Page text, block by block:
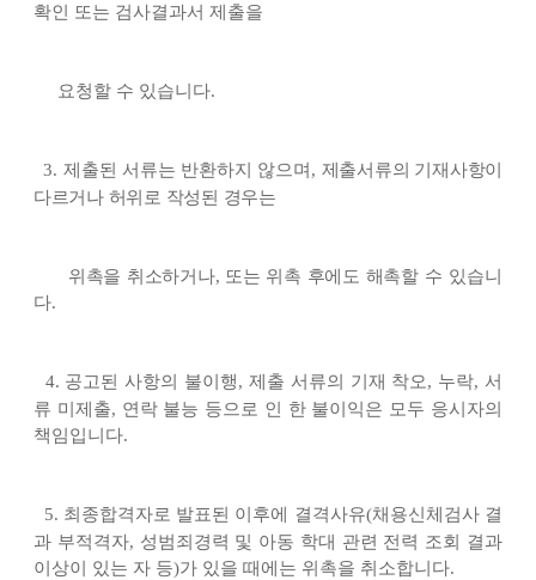
확인 또는 검사결과서 제출을
요청할 수 있습니다.
3. 제출된 서류는 반환하지 않으며 , 제출서류의 기재사항이
다르거나 허위로 작성된 경우는
위촉을 취소하거나, 또는 위촉 후에도 해촉할 수 있습니
다.
4. 공고된 사항의 불이행, 제출 서류의 기재 착오, 누락, 서
류 미제출, 연락 불능 등으로 인 한 불이익은 모두 응시자의
책임입니다.
5. 최종합격자로 발표된 이후에 결격사유(채용신체검사 결
과 부적격자, 성범죄경력 및 아동 학대 관련 전력 조회 결과
이상이 있는 자 등)가 있을 때에는 위촉을 취소합니다.